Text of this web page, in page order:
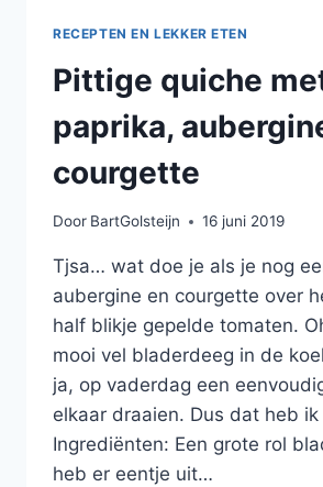
RECEPTEN EN LEKKER ETEN
Pittige quiche
paprika,
courgette
Door BartGolsteijn 16 juni 2019
Tjsa… wat doe je als je nog
aubergine en courgette over
half blikje gepelde tomaten.
mooi vel bladerdeeg in de
ja, op vaderdag een
elkaar draaien. Dus dat heb
Ingrediënten: Een grote rol
heb er eentje uit…